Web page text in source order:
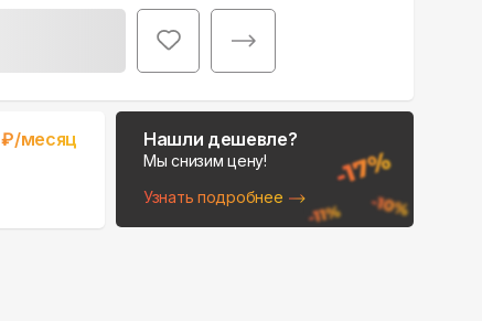
Поможем выбрать
место для монтажа:
В Telegram
₽/месяц Нашли дешевле?
Мы снизим цену!
Узнать подробнее